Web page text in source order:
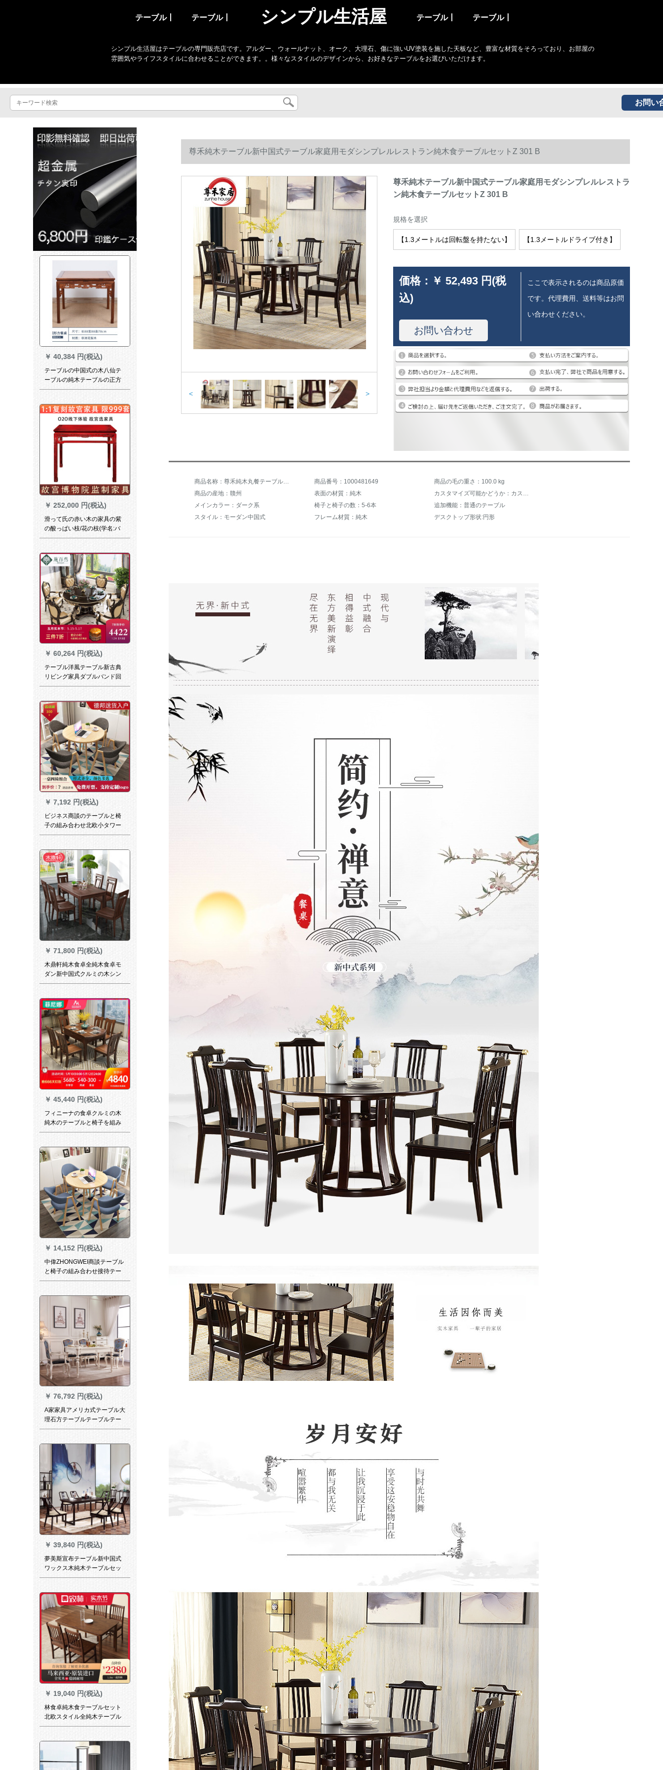
テーブル丨 テーブル丨 シンプル生活屋 テーブル丨 テーブル丨
シンプル生活屋はテーブルの専門販売店です。アルダー、ウォールナット、オーク、大理石、傷に強いUV塗装を施した天板など、豊富な材質をそろっており、お部屋の
雰囲気やライフスタイルに合わせることができます。。様々なスタイルのデザインから、お好きなテーブルをお選びいただけます。
お問い
￥ 40,384 円(税込)
テーブルの中国式の木八仙テ
ーブルの純木テーブルの正方
形の小さなテーブルの正方形
88、高さ78 cm）
￥ 252,000 円(税込)
滑って氏の赤い木の家具の紫
の酸っぱい枝/花の枝(学名:バ
ーリの黄檀)の小さい八仙台の
木の中国式のまねる古式の食
事テーブルの西番の蓮羅鍋の
帳簿の四角のテーブル
￥ 60,264 円(税込)
テーブル洋風テーブル新古典
リビング家具ダブルバンド回
転盤彫刻テーブルセット6人
￥ 7,192 円(税込)
ビジネス商談のテーブルと椅
子の組み合わせ北欧小タワー
テーブルミルクティー店のコ
の売り場所休憩エリアでテー
ブルと椅子とベランダのレジ
ャー小円卓セットの原木色＋
灰色の布椅子の四つの椅子
（90*90）を接待します。
￥ 71,800 円(税込)
木鼎軒純木食卓全純木食卓モ
ダン新中国式クルミの木シン
プロル食事テーブルセットレ
子
￥ 45,440 円(税込)
フィニーナの食卓クルミの木
純木のテーブルと椅子を組み
合わせた六椅子の四角い両用
ル一つ（1.38 m）
￥ 14,152 円(税込)
中偉ZHONGWEI商談テーブル
と椅子の組み合わせ接待テー
ブルとテーブルとテーブルを
ュアルテーブルと椅子1テーブ
ル4椅子
￥ 76,792 円(税込)
A家家具アメリカ式テーブル大
理石方テーブルテーブルテー
ブルとテーブルセットの純木
ンテーブルシンプロ大理石面
テーブル+手すりなしテーブル
￥ 39,840 円(税込)
夢美斯宣布テーブル新中国式
ワックス木純木テーブルセッ
トレストラン長方形テーブル
￥ 19,040 円(税込)
林食卓純木食テーブルセット
北欧スタイル全純木テーブル
セット簡易テーブルテーブル
ンプテーブル一つ家庭用テー
尊禾純木テーブル新中国式テーブル家庭用モダシンプレルレストラン純木食テーブルセットZ 301 B
< >
尊禾純木テーブル新中国式テーブル家庭用モダシンプレルレストラ
ン純木食テーブルセットZ 301 B
規格を選択
【1.3メートルは回転盤を持たない】 【1.3メートルドライブ付き】
価格： ￥ 52,493 円(税
込)
お問い合わせ
ここで表示されるのは商品原価
です。代理費用、送料等はお問
い合わせください。
商品名称：尊禾純木丸餐テーブルと椅子 商品番号：1000481649
商品の毛の重さ：100.0 kg
商品の産地：贛州
表面の材質：純木
カスタマイズ可能かどうか：カスタマイズ不可
メインカラー：ダーク系
椅子と椅子の数：5-6本
追加機能：普通のテーブル
スタイル：モーダン中国式
フレーム材質：純木 デスクトップ形状:円形